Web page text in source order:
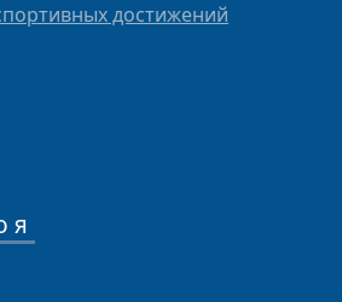
достижений
я